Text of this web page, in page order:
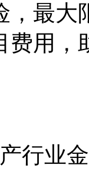
，最大
费用，
业金